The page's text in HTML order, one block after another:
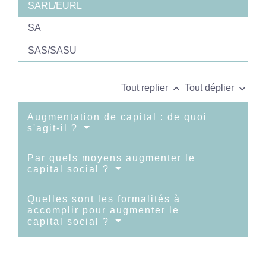
SARL/EURL
SA
SAS/SASU
Tout replier keyboard_arrow_up Tout déplier keyboard_arrow_down
Augmentation de capital : de quoi
s'agit-il ?
Par quels moyens augmenter le
capital social ?
Quelles sont les formalités à
accomplir pour augmenter le
capital social ?